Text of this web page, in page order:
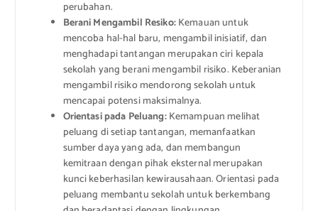
perubahan.
Berani Mengambil Resiko:Kemauan untuk
mencoba hal-hal baru, mengambil inisiatif, dan
menghadapi tantangan merupakan ciri kepala
sekolah yang berani mengambil risiko. Keberanian
mengambil risiko mendorong sekolah untuk
mencapai potensi maksimalnya.
Orientasi pada Peluang:Kemampuan melihat
peluang di setiap tantangan, memanfaatkan
sumber daya yang ada, dan membangun
kemitraan dengan pihak eksternal merupakan
kunci keberhasilan kewirausahaan. Orientasi pada
peluang membantu sekolah untuk berkembang